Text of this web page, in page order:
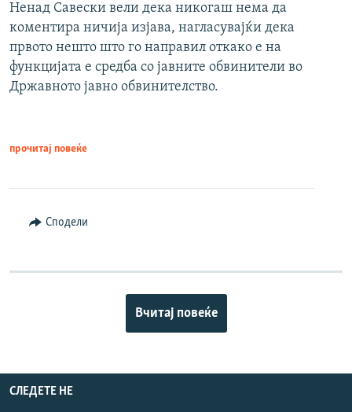
Ненад Савески вели дека никогаш нема да
коментира ничија изјава, нагласувајќи дека
првото нешто што го направил откако е на
функцијата е средба со јавните обвинители во
Државното јавно обвинителство.
прочитај повеќе
Сподели
Вчитај повеќе
СЛЕДЕТЕ НЕ